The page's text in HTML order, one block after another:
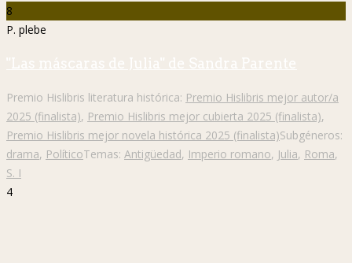
8
P. plebe
"Las máscaras de Julia" de Sandra Parente
Premio Hislibris literatura histórica: Premio Hislibris mejor autor/a
2025 (finalista), Premio Hislibris mejor cubierta 2025 (finalista),
Premio Hislibris mejor novela histórica 2025 (finalista)Subgéneros:
drama, PolíticoTemas: Antigüedad, Imperio romano, Julia, Roma,
S. I
4